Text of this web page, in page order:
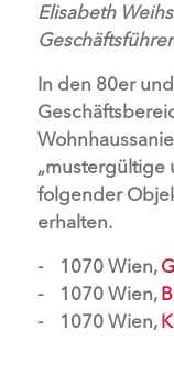
Elisabeth
In den 80er
„mustergültige
folgender
erhalten.
1070 Wien,
1070 Wien,
1070 Wien,